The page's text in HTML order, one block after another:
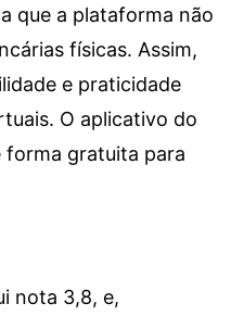
que a plataforma não
físicas. Assim,
e praticidade
O aplicativo do
forma gratuita para
nota 3,8, e,